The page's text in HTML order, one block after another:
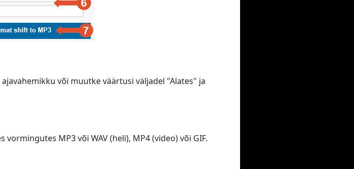
või muutke väärtusi väljadel "Alates" ja
MP3 või WAV (heli), MP4 (video) või GIF.